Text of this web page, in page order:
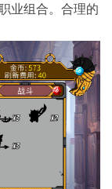
业组合。合理的